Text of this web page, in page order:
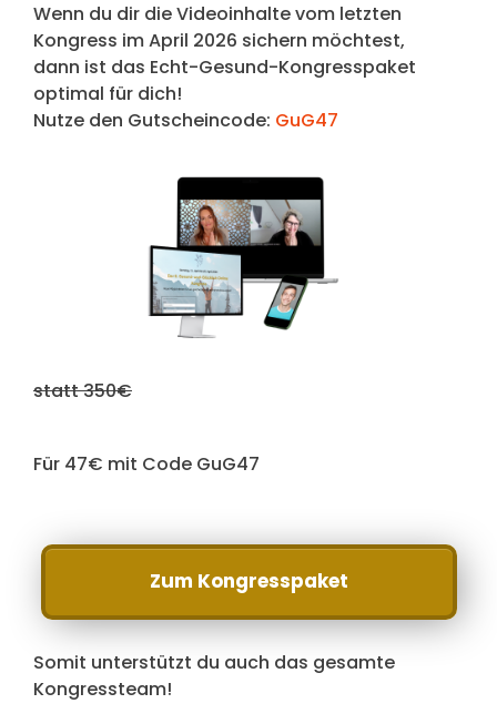
Wenn du dir die Videoinhalte vom letzten
Kongress im April 2026 sichern möchtest,
dann ist das Echt-Gesund-Kongresspaket
optimal für dich!
Nutze den Gutscheincode: GuG47
statt 350€
Für 47€ mit Code GuG47
Zum Kongresspaket
Somit unterstützt du auch das gesamte
Kongressteam!